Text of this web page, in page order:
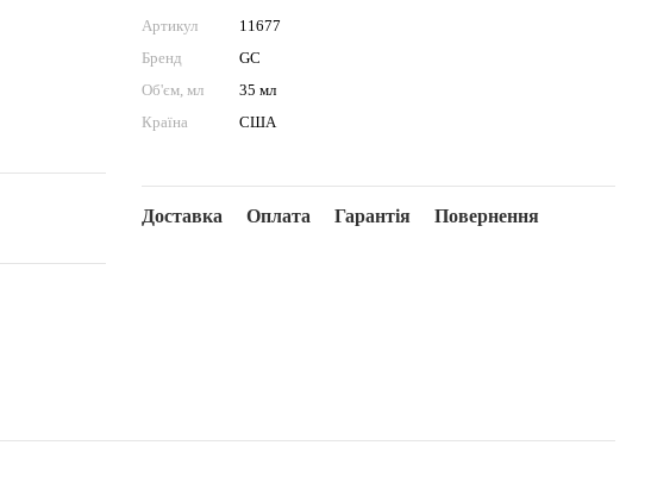
Артикул
11677
Бренд
GC
Об'єм, мл
35 мл
Країна
США
Доставка Оплата Гарантія Повернення